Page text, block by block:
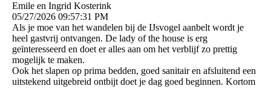
Emile en Ingrid Kosterink
05/27/2026 09:57:31 PM
Als je moe van het wandelen bij de IJsvogel aanbelt wordt je
heel gastvrij ontvangen. De lady of the house is erg
geïnteresseerd en doet er alles aan om het verblijf zo prettig
mogelijk te maken.
Ook het slapen op prima bedden, goed sanitair en afsluitend een
uitstekend uitgebreid ontbijt doet je dag goed beginnen. Kortom